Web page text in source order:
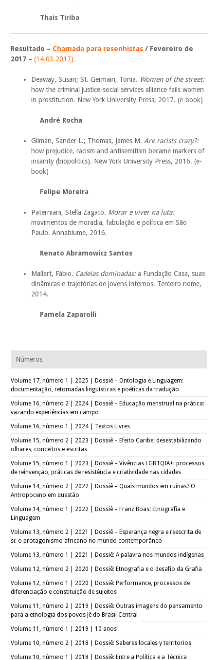
Thais Tiriba
Resultado – Chamada para resenhistas / Fevereiro de
2017 –(14.03.2017)
Deaway, Susan; St. Germain, Tonia. Women of the street:
how the criminal justice-social services alliance fails women
in prostitution. New York University Press, 2017. (e-book)
André Rocha
Gilman, Sander L.; Thomas, James M. Are racists crazy?:
how prejudice, racism and antisemitism became markers of
insanity (biopolitics). New York University Press, 2016. (e-
book)
Felipe Moreira
Paterniani, Stella Zagato. Morar e viver na luta:
movimentos de moradia, fabulação e política em São
Paulo.Annablume, 2016.
Renato Abramowicz Santos
Mallart, Fábio. Cadeias dominadas:a Fundação Casa, suas
dinâmicas e trajetórias de jovens internos. Terceiro nome,
2014.
Pamela Zaparolli
Números
Volume 17, número 1 | 2025 | Dossiê – Ontologia e Linguagem:
documentação, retomadas linguísticas e poéticas da tradução
Volume 16, número 2 | 2024 | Dossiê – Educação menstrual na prática:
vazando experiências em campo
Volume 16, número 1 | 2024 | Textos Livres
Volume 15, número 2 | 2023 | Dossiê – Efeito Caribe: desestabilizando
olhares, conceitos e escritas
Volume 15, número 1 | 2023 | Dossiê – Vivências LGBTQIA+: processos
de reinvenção, práticas de resistência e criatividade nas cidades
Volume 14, número 2 | 2022 | Dossiê – Quais mundos em ruínas? O
Antropoceno em questão
Volume 14, número 1 | 2022 | Dossiê – Franz Boas: Etnografia e
Linguagem
Volume 13, número 2 | 2021 | Dossiê – Esperança negra e reescrita de
si: o protagonismo africano no mundo contemporâneo
Volume 13, número 1 | 2021 | Dossiê: A palavra nos mundos indígenas
Volume 12, número 2 | 2020 | Dossiê: Etnografia e o desafio da Grafia
Volume 12, número 1 | 2020 | Dossiê: Performance, processos de
diferenciação e constituição de sujeitos
Volume 11, número 2 | 2019 | Dossiê: Outras imagens do pensamento
para a etnologia dos povos Jê do Brasil Central
Volume 11, número 1 | 2019 | 10 anos
Volume 10, número 2 | 2018 | Dossiê: Saberes locales y territorios
Volume 10, número 1 | 2018 | Dossiê: Entre a Política e a Técnica